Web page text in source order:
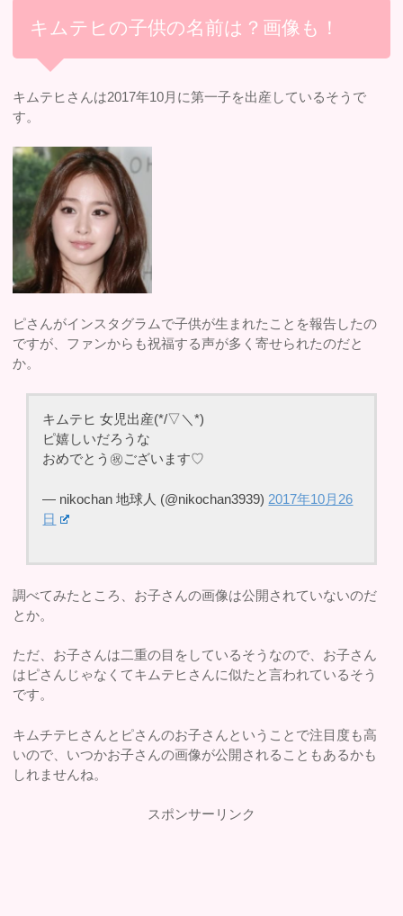
キムテヒの子供の名前は？画像も！
キムテヒさんは2017年10月に第一子を出産しているそうで
す。
ピさんがインスタグラムで子供が生まれたことを報告したの
ですが、ファンからも祝福する声が多く寄せられたのだと
か。
キムテヒ 女児出産(*/▽＼*)
ピ嬉しいだろうな
おめでとう㊗️ございます♡
— nikochan 地球人 (@nikochan3939) 2017年10月26
日
調べてみたところ、お子さんの画像は公開されていないのだ
とか。
ただ、お子さんは二重の目をしているそうなので、お子さん
はピさんじゃなくてキムテヒさんに似たと言われているそう
です。
キムチテヒさんとピさんのお子さんということで注目度も高
いので、いつかお子さんの画像が公開されることもあるかも
しれませんね。
スポンサーリンク